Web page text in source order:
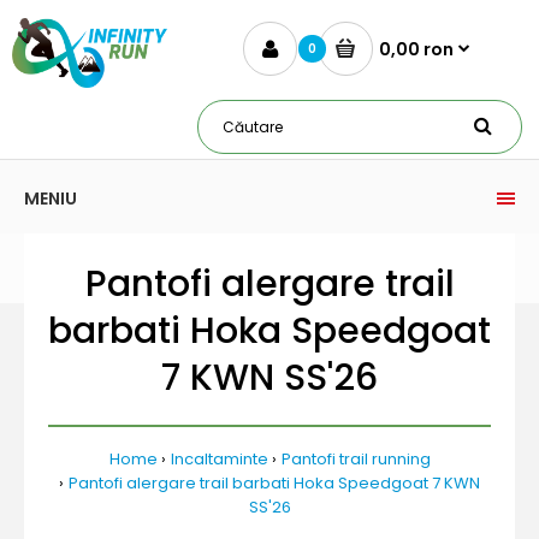
0 0,00 ron
MENIU
Pantofi alergare trail
barbati Hoka Speedgoat
7 KWN SS'26
Home Incaltaminte
Pantofi trail running
Pantofi alergare trail barbati Hoka Speedgoat 7 KWN
SS'26